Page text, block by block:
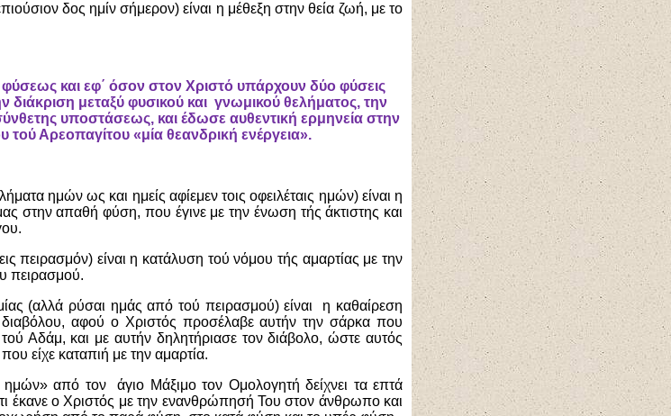
δος ημίν σήμερον) είναι η μέθεξη στην θεία ζωή, με το
φύσεως και εφ΄ όσον στον Χριστό υπάρχουν δύο φύσεις
διάκριση μεταξύ φυσικού και γνωμικού θελήματος, την
υποστάσεως, και έδωσε αυθεντική ερμηνεία στην
τού Αρεοπαγίτου «μία θεανδρική ενέργεια».
ημών ως και ημείς αφίεμεν τοις οφειλέταις ημών) είναι η
στην απαθή φύση, που έγινε με την ένωση τής άκτιστης και
πειρασμόν) είναι η κατάλυση τού νόμου τής αμαρτίας με την
πειρασμού.
(αλλά ρύσαι ημάς από τού πειρασμού) είναι η καθαίρεση
αφού ο Χριστός προσέλαβε αυτήν την σάρκα που
Αδάμ, και με αυτήν δηλητήριασε τον διάβολο, ώστε αυτός
είχε καταπιή με την αμαρτία.
από τον άγιο Μάξιμο τον Ομολογητή δείχνει τα επτά
έκανε ο Χριστός με την ενανθρώπησή Του στον άνθρωπο και